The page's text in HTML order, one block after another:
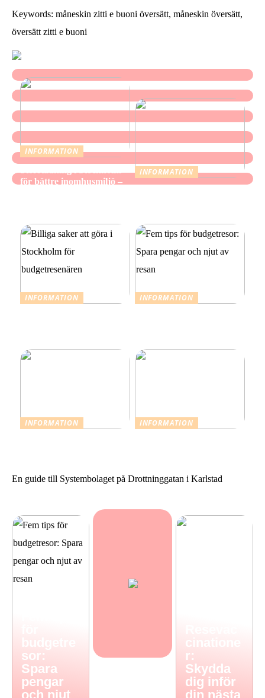
Keywords: måneskin zitti e buoni översätt, måneskin översätt,
översätt zitti e buoni
INFORMATION
för bättre inomhusmiljö –
INFORMATION
INFORMATION
INFORMATION
INFORMATION
INFORMATION
En guide till Systembolaget på Drottninggatan i Karlstad
budgetre
sor:
Spara
pengar
och njut
cinatione
r:
Skydda
dig inför
din nästa